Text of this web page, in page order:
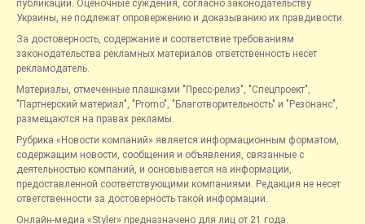
публикаций. Оценочные суждения, согласно законодательству
Украины, не подлежат опровержению и доказыванию их правдивости.
За достоверность, содержание и соответствие требованиям
законодательства рекламных материалов ответственность несет
рекламодатель.
Материалы, отмеченные плашками "Пресс-релиз", "Спецпроект",
"Партнерский материал", "Promo", "Благотворительность" и "Резонанс",
размещаются на правах рекламы.
Рубрика «Новости компаний» является информационным форматом,
содержащим новости, сообщения и объявления, связанные с
деятельностью компаний, и основывается на информации,
предоставленной соответствующими компаниями. Редакция не несет
ответственности за достоверность такой информации.
Онлайн-медиа «Styler» предназначено для лиц от 21 года.